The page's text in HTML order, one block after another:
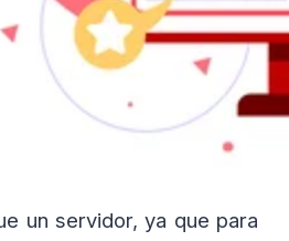
un servidor, ya que para